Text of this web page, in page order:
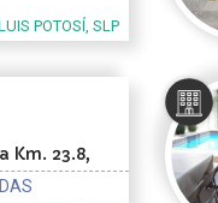
POTOSÍ, SLP
Km. 23.8,